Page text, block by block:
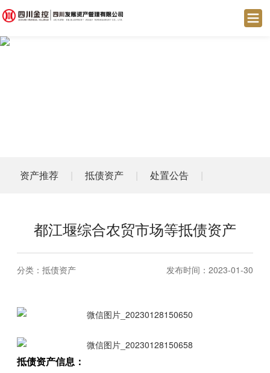
资产推荐 | 抵债资产 | 处置公告 |
都江堰综合农贸市场等抵债资产
发布时间：2023-01-30
分类：抵债资产
抵债资产信息：